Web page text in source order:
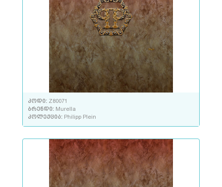
კოდი: Z80071
ბრენდი: Murella
კოლექცია: Philipp Plein